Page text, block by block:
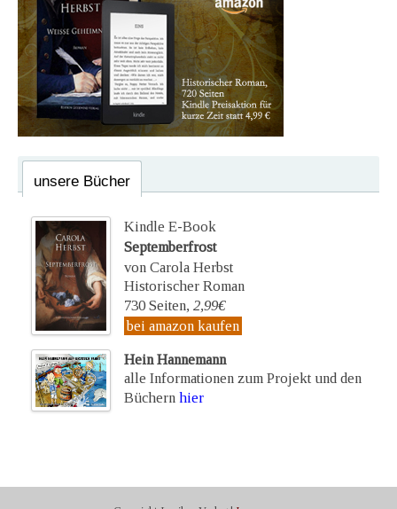
unsere Bücher
Kindle E-Book
Septemberfrost
von Carola Herbst
Historischer Roman
730 Seiten, 2,99€
bei amazon kaufen
Hein Hannemann
alle Informationen zum Projekt und den
Büchern hier